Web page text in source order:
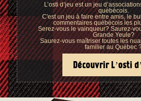
L’osti d’jeu est un jeu
québécois.
C'est un jeu à faire entre amis, le
commentaires québécois les
Serez-vous le vainqueur? Saurez-
Grande Yeule?
Saurez-vous maîtriser toutes les
familier au Québec
Découvrir L’osti